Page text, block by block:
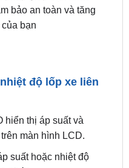
hiển thị áp suất và
màn hình LCD.
suất hoặc nhiệt độ
phép.
lốp phù hợp theo